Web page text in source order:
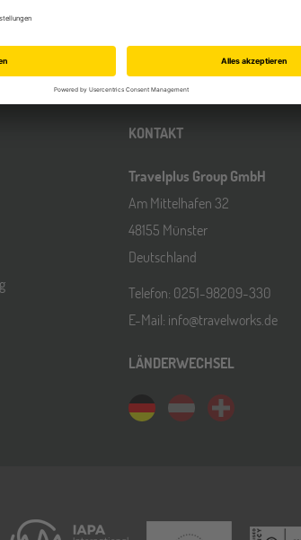
KONTAKT
Travelplus Group GmbH
Am Mittelhafen 32
48155 Münster
Deutschland
Telefon: 0251-98209-330
E-Mail: info@travelworks.de
LÄNDERWECHSEL